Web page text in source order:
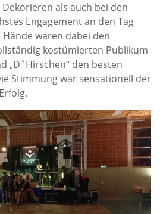
als auch bei den
Engagement an den Tag
waren dabei den
kostümierten Publikum
„D`Hirschen“ den besten
Stimmung war sensationell der